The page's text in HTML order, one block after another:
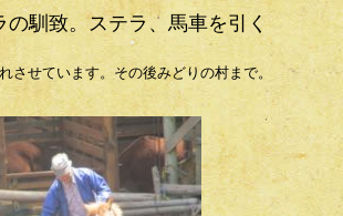
の馴致。ステラ、馬車を引く
させています。その後みどりの村まで。